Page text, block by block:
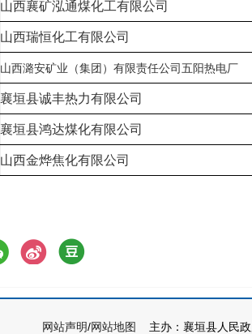
山西襄矿泓通煤化工有限公司
山西瑞恒化工有限公司
山西潞安矿业（集团）有限责任公司五阳热电厂
襄垣县诚丰热力有限公司
襄垣县鸿达煤化有限公司
山西金烨焦化有限公司
网站声明/网站地图
主办：襄垣县人民